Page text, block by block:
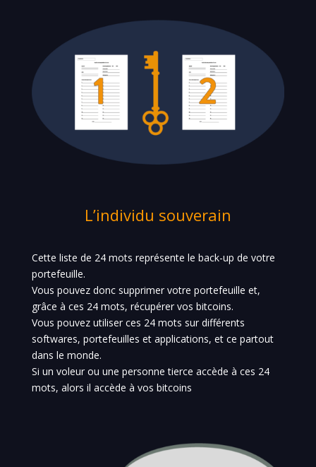
L’individu souverain
Cette liste de 24 mots représente le back-up de votre
portefeuille.
Vous pouvez donc supprimer votre portefeuille et,
grâce à ces 24 mots, récupérer vos bitcoins.
Vous pouvez utiliser ces 24 mots sur différents
softwares, portefeuilles et applications, et ce partout
dans le monde.
Si un voleur ou une personne tierce accède à ces 24
mots, alors il accède à vos bitcoins